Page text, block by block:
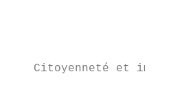
Citoyenneté et